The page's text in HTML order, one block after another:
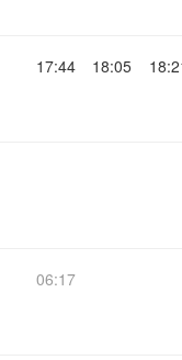
17:44 18:05
06:17